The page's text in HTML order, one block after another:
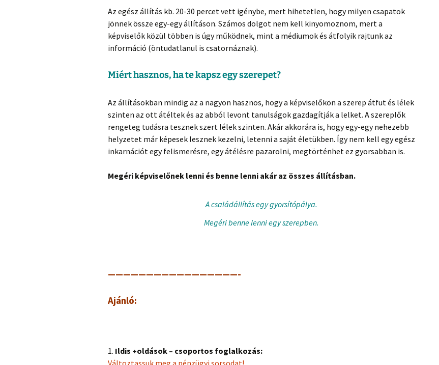
Az egész állítás kb. 20-30 percet vett igénybe, mert hihetetlen, hogy milyen csapatok
jönnek össze egy-egy állításon. Számos dolgot nem kell kinyomoznom, mert a
képviselők közül többen is úgy működnek, mint a médiumok és átfolyik rajtunk az
információ (öntudatlanul is csatornáznak).
Miért hasznos, ha te kapsz egy szerepet?
Az állításokban mindig az a nagyon hasznos, hogy a képviselőkön a szerep átfut és lélek
szinten az ott átéltek és az abból levont tanulságok gazdagítják a lelket. A szereplők
rengeteg tudásra tesznek szert lélek szinten. Akár akkorára is, hogy egy-egy nehezebb
helyzetet már képesek lesznek kezelni, letenni a saját életükben. Így nem kell egy egész
inkarnációt egy felismerésre, egy átélésre pazarolni, megtörténhet ez gyorsabban is.
Megéri képviselőnek lenni és benne lenni akár az összes állításban.
A családállítás egy gyorsítópálya.
Megéri benne lenni egy szerepben.
—————————————————-
Ajánló:
1. Ildis +oldások – csoportos foglalkozás:
Változtassuk meg a pénzügyi sorsodat!